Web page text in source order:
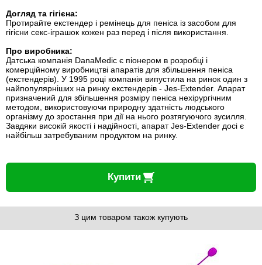
Догляд та гігієна:
Протирайте екстендер і ремінець для пеніса із засобом для
гігієни секс-іграшок кожен раз перед і після використання.
Про виробника:
Датська компанія DanaMedic є піонером в розробці і
комерційному виробництві апаратів для збільшення пеніса
(екстендерів). У 1995 році компанія випустила на ринок один з
найпопулярніших на ринку екстендерів - Jes-Extender. Апарат
призначений для збільшення розміру пеніса нехірургічним
методом, використовуючи природну здатність людського
організму до зростання при дії на нього розтягуючого зусилля.
Завдяки високій якості і надійності, апарат Jes-Extender досі є
найбільш затребуваним продуктом на ринку.
Купити
З цим товаром також купують